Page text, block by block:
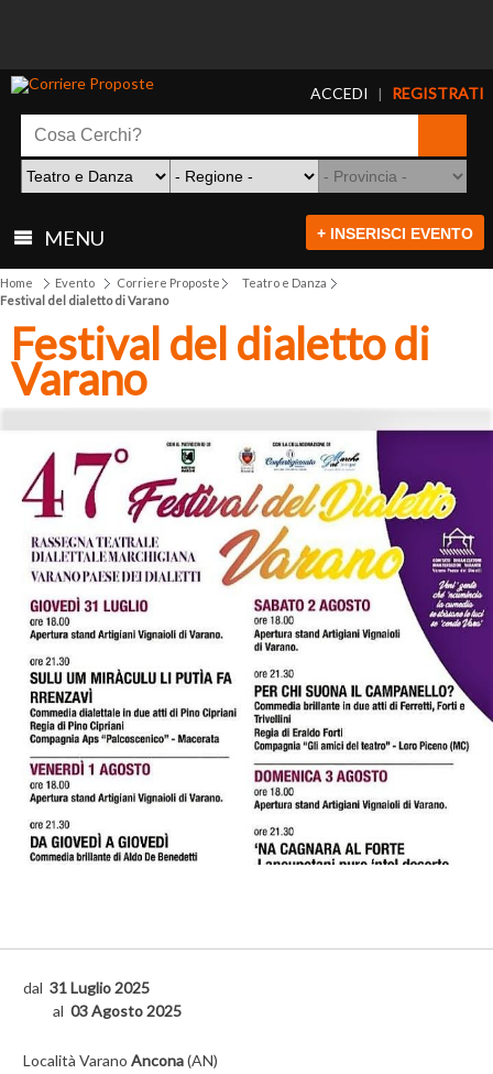
ACCEDI | REGISTRATI
MENU + INSERISCI EVENTO
Home Evento Corriere Proposte
Teatro e Danza
Festival del dialetto di Varano
Festival del dialetto di
Varano
dal 31 Luglio 2025
al 03 Agosto 2025
Località Varano Ancona(AN)